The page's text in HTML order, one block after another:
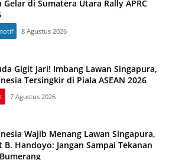
Gelar di Sumatera Utara Rally APRC
8 Agustus 2026
Gigit Jari! Imbang Lawan Singapura,
Tersingkir di Piala ASEAN 2026
7 Agustus 2026
Wajib Menang Lawan Singapura,
B. Handoyo: Jangan Sampai Tekanan